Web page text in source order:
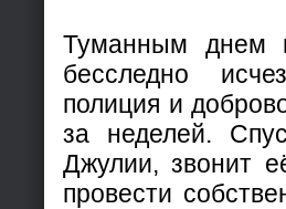
Туманным днем
бесследно
полиция и
за неделей.
Джулии, звонит
провести